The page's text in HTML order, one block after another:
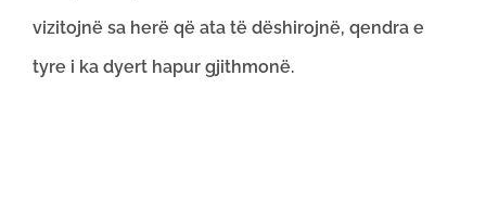
vizitojnë sa herë që ata të dëshirojnë, qendra e
tyre i ka dyert hapur gjithmonë.